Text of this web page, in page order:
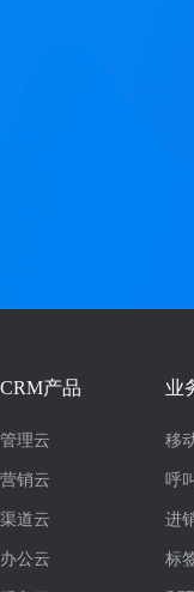
CRM产品
管理云
营销云
渠道云
办公云
业
移
呼
进
标